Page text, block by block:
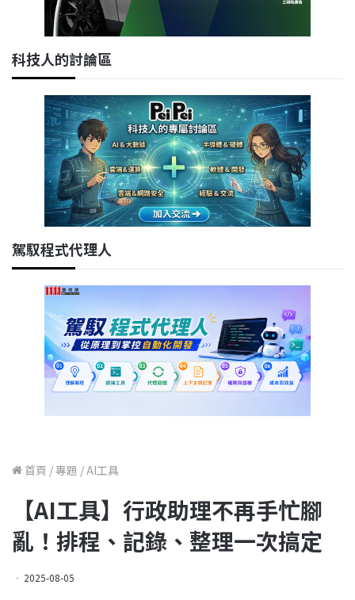
科技人的討論區
駕馭程式代理人